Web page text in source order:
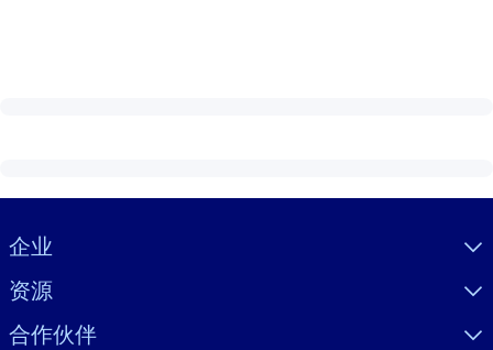
Visually hidden Text
企业
资源
合作伙伴